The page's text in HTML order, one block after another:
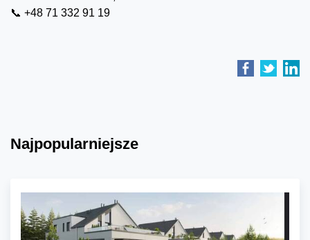
📞 +48 71 332 91 19
Najpopularniejsze